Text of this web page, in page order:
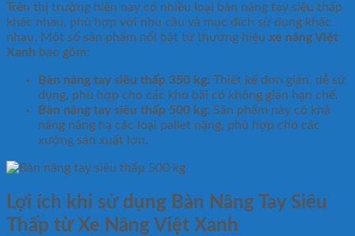
Trên thị trường hiện nay có nhiều loại bàn nâng tay siêu thấp
khác nhau, phù hợp với nhu cầu và mục đích sử dụng khác
nhau. Một số sản phẩm nổi bật từ thương hiệu xe nâng Việt
Xanh bao gồm:
Bàn nâng tay siêu thấp 350 kg: Thiết kế đơn giản, dễ sử
dụng, phù hợp cho các kho bãi có không gian hạn chế.
Bàn nâng tay siêu thấp 500 kg: Sản phẩm này có khả
năng nâng hạ các loại pallet nặng, phù hợp cho các
xưởng sản xuất lớn.
Lợi ích khi sử dụng Bàn Nâng Tay Siêu
Thấp từ Xe Nâng Việt Xanh